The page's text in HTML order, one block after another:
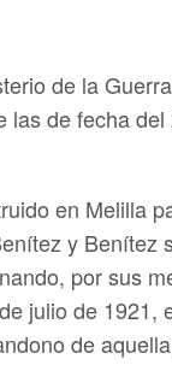
de la
de fecha
en Melilla
y Benítez
por sus
julio de 1921,
de